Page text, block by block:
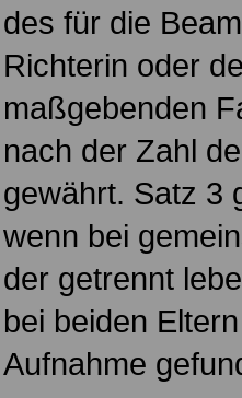
des für die
Richterin oder
maßgebenden
nach der Zahl
gewährt. Satz 3
wenn bei
der getrennt
bei beiden
Aufnahme